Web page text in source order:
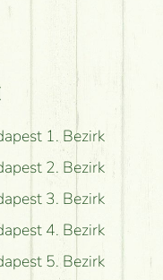
1. Bezirk
2. Bezirk
3. Bezirk
4. Bezirk
5. Bezirk